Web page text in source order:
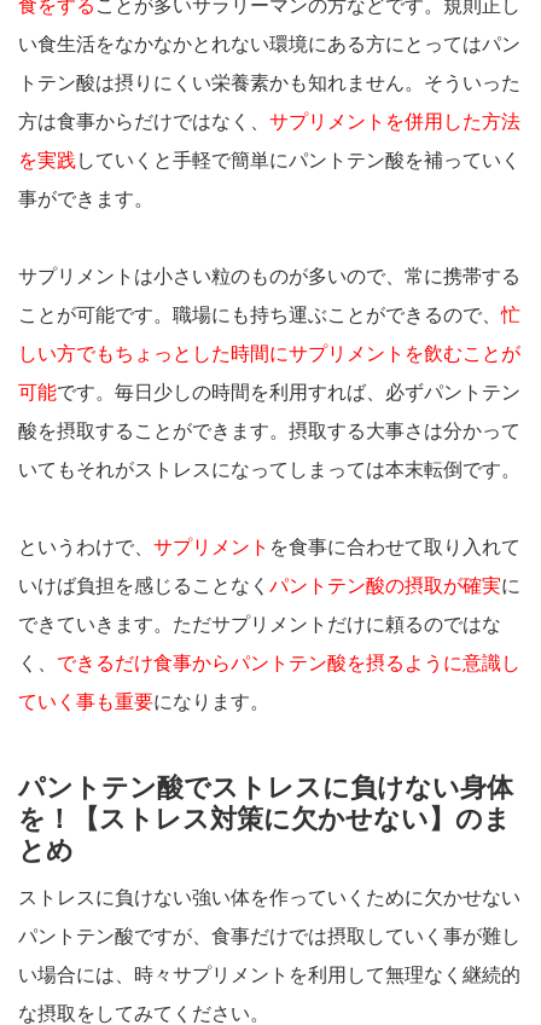
食をする ことが多いサラリーマンの方などです。規則正し
い食生活をなかなかとれない環境にある方にとってはパン
トテン酸は摂りにくい栄養素かも知れません。そういった
方は食事からだけではなく、 サプリメントを併用した方法
を実践 していくと手軽で簡単にパントテン酸を補っていく
事ができます。
サプリメントは小さい粒のものが多いので、常に携帯する
ことが可能です。職場にも持ち運ぶことができるので、忙
しい方でもちょっとした時間にサプリメントを飲むことが
可能です。毎日少しの時間を利用すれば、必ずパントテン
酸を摂取することができます。摂取する大事さは分かって
いてもそれがストレスになってしまっては本末転倒です。
というわけで、 サプリメント を食事に合わせて取り入れて
いけば負担を感じることなく パントテン酸の摂取が確実に
できていきます。ただサプリメントだけに頼るのではな
く、 できるだけ食事からパントテン酸を摂るように意識し
ていく事も重要になります。
パントテン酸でストレスに負けない身体
を！【ストレス対策に欠かせない】のま
とめ
ストレスに負けない強い体を作っていくために欠かせない
パントテン酸ですが、食事だけでは摂取していく事が難し
い場合には、時々サプリメントを利用して無理なく継続的
な摂取をしてみてください。